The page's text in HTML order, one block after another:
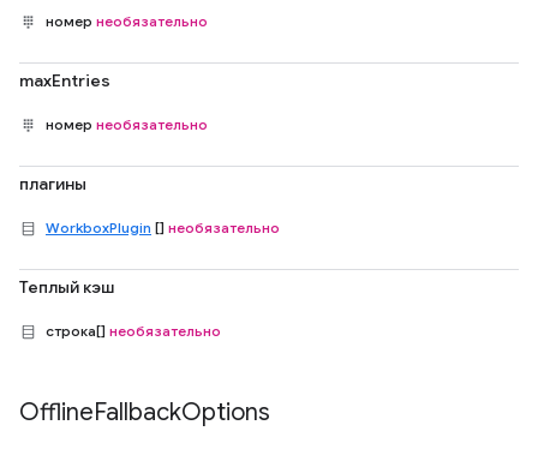
номер необязательно
maxEntries
номер необязательно
плагины
WorkboxPlugin [] необязательно
Теплый кэш
строка[] необязательно
OfflineFallbackOptions